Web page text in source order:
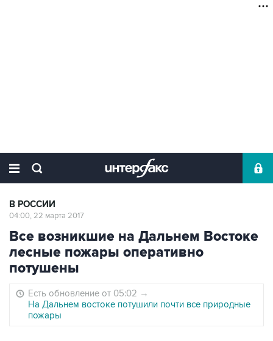
В РОССИИ
04:00, 22 марта 2017
Все возникшие на Дальнем Востоке
лесные пожары оперативно
потушены
Есть обновление от 05:02 →
На Дальнем востоке потушили почти все природные
пожары